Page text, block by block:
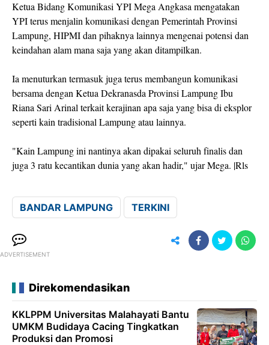
Ketua Bidang Komunikasi YPI Mega Angkasa mengatakan
YPI terus menjalin komunikasi dengan Pemerintah Provinsi
Lampung, HIPMI dan pihaknya lainnya mengenai potensi dan
keindahan alam mana saja yang akan ditampilkan.
Ia menuturkan termasuk juga terus membangun komunikasi
bersama dengan Ketua Dekranasda Provinsi Lampung Ibu
Riana Sari Arinal terkait kerajinan apa saja yang bisa di eksplor
seperti kain tradisional Lampung atau lainnya.
"Kain Lampung ini nantinya akan dipakai seluruh finalis dan
juga 3 ratu kecantikan dunia yang akan hadir," ujar Mega. |Rls
BANDAR LAMPUNG TERKINI
ADVERTISEMENT
Direkomendasikan
KKLPPM Universitas Malahayati Bantu
UMKM Budidaya Cacing Tingkatkan
Produksi dan Promosi